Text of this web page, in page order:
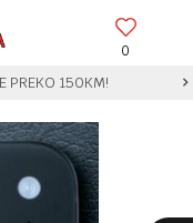
0
PREKO 150KM!